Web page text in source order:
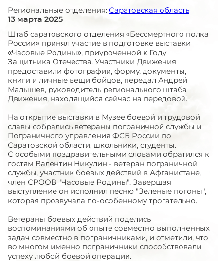
Региональные отделения: Саратовская область
13 марта 2025
Штаб саратовского отделения «Бессмертного полка
России» принял участие в подготовке выставки
«Часовые Родины», приуроченной к Году
Защитника Отечества. Участники Движения
предоставили фотографии, форму, документы,
книги и личные вещи бойцов, передал Андрей
Малышев, руководитель регионального штаба
Движения, находящийся сейчас на передовой.
На открытие выставки в Музее боевой и трудовой
славы собрались ветераны пограничной службы и
Пограничного управления ФСБ России по
Саратовской области, школьники, студенты.
С особыми поздравительными словами обратился к
гостям Валентин Никулин - ветеран пограничной
службы, участник боевых действий в Афганистане,
член СРООВ "Часовые Родины". Завершая
выступление он исполнил песню "Зеленые погоны",
которая прозвучала по-особенному трогательно.
Ветераны боевых действий поделись
воспоминаниями об опыте совместно выполненных
задач совместно в пограничниками, и отметили, что
во многом именно пограничники способствовали
успеху любой боевой операции.